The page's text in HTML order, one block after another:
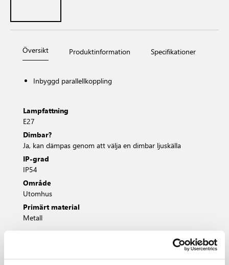
Översikt Produktinformation Specifikationer
Inbyggd parallellkoppling
Lampfattning
E27
Dimbar?
Ja, kan dämpas genom att välja en dimbar ljuskälla
IP-grad
IP54
Område
Utomhus
Primärt material
Metall